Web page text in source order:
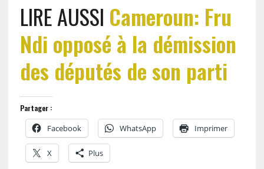
LIRE AUSSI Cameroun: Fru
Ndi opposé à la démission
des députés de son parti
Partager :
Facebook WhatsApp Imprimer
X Plus